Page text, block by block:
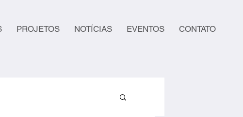
PROJETOS NOTÍCIAS EVENTOS CONTATO